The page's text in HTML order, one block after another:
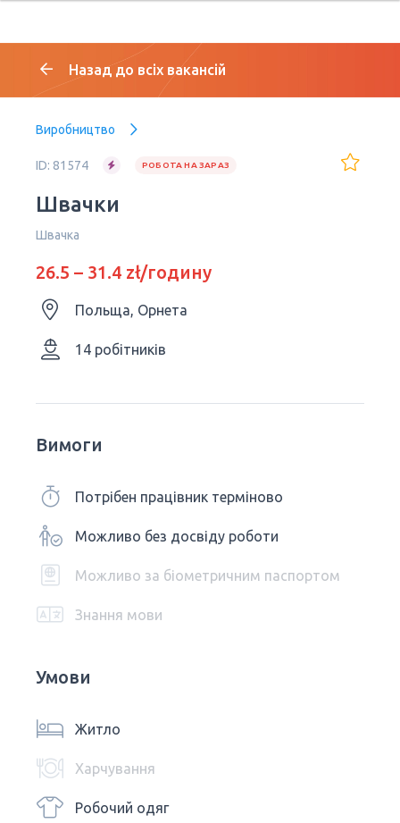
Назад до всіх вакансій
Виробництво
ID: 81574 РОБОТА НА ЗАРАЗ
Швачки
Швачка
26.5 – 31.4 zł/годину
Польща, Орнета
14 робітників
Вимоги
Потрібен працівник терміново
Можливо без досвіду роботи
Можливо за біометричним паспортом
Знання мови
Умови
Житло
Харчування
Робочий одяг